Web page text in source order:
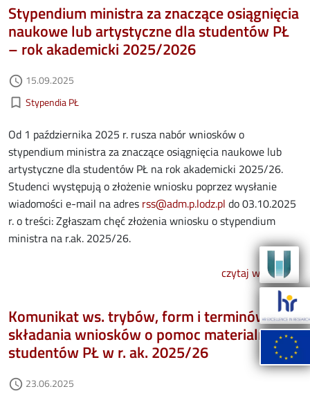
Stypendium ministra za znaczące osiągnięcia
naukowe lub artystyczne dla studentów PŁ
– rok akademicki 2025/2026
access_time Data dodania
15.09.2025
bookmark_border Kategorie aktualności
Stypendia PŁ
Od 1 października 2025 r. rusza nabór wniosków o
stypendium ministra za znaczące osiągnięcia naukowe lub
artystyczne dla studentów PŁ na rok akademicki 2025/26.
Studenci występują o złożenie wniosku poprzez wysłanie
wiadomości e-mail na adres rss@adm.p.lodz.pl do 03.10.2025
r. o treści: Zgłaszam chęć złożenia wniosku o stypendium
ministra na r.ak. 2025/26.
czytaj więcejo
Komunikat ws. trybów, form i terminów
składania wniosków o pomoc materialną dla
studentów PŁ w r. ak. 2025/26
access_time Data dodania
23.06.2025